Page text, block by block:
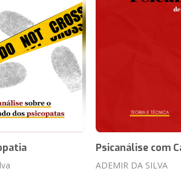
Psicanálise com
ADEMIR DA SILVA